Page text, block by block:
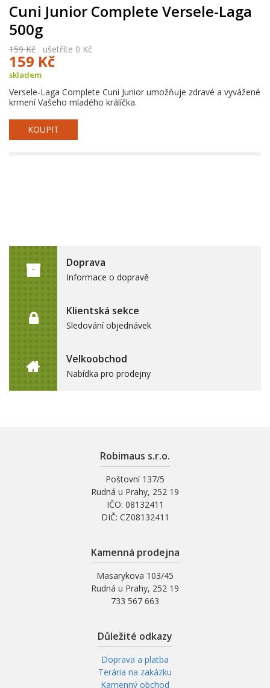
Cuni Junior Complete Versele-Laga
500g
159 Kč ušetříte 0 Kč
159 Kč
skladem
Versele-Laga Complete Cuni Junior umožňuje zdravé a vyvážené
krmení Vašeho mladého králíčka.
KOUPIT
Doprava
Informace o dopravě
Klientská sekce
Sledování objednávek
Velkoobchod
Nabídka pro prodejny
Robimaus s.r.o.
Poštovní 137/5
Rudná u Prahy, 252 19
IČO: 08132411
DIČ: CZ08132411
Kamenná prodejna
Masarykova 103/45
Rudná u Prahy, 252 19
733 567 663
Důležité odkazy
Doprava a platba
Terária na zakázku
Kamenný obchod